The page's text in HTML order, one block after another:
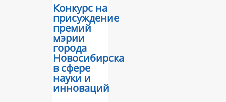
Конкурс на
присуждение
премий
мэрии
города
Новосибирска
в сфере
науки и
инноваций